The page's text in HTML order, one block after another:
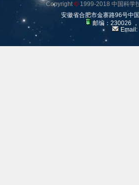
Copyright©1999-2018 中国科学
安徽省合肥市金寨路96号中
邮编：230026
Email: